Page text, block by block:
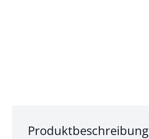
Abschnitt 1 von 3:
Produktbeschreibung